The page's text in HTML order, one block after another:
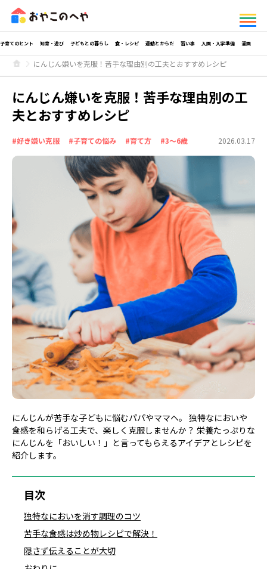
子育てのヒント 知育・遊び 子どもとの暮らし 食・レシピ 運動とからだ 習い事 入園・入学準備 漫画
にんじん嫌いを克服！苦手な理由別の工夫とおすすめレシピ
にんじん嫌いを克服！苦手な理由別の工
夫とおすすめレシピ
#好き嫌い克服 #子育ての悩み #育て方 #3～6歳 2026.03.17
にんじんが苦手な子どもに悩むパパやママへ。 独特なにおいや
食感を和らげる工夫で、楽しく克服しませんか？ 栄養たっぷりな
にんじんを「おいしい！」と言ってもらえるアイデアとレシピを
紹介します。
目次
独特なにおいを消す調理のコツ
苦手な食感は炒め物レシピで解決！
隠さず伝えることが大切